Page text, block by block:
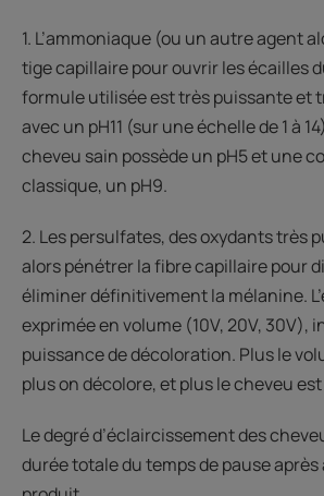
1. L’ammoniaque (ou un autre agent
tige capillaire pour ouvrir les écailles
formule utilisée est très puissante et
avec un pH11 (sur une échelle de 1 à
cheveu sain possède un pH5 et une
classique, un pH9.
2. Les persulfates, des oxydants très
alors pénétrer la fibre capillaire pour
éliminer définitivement la mélanine.
exprimée en volume (10V, 20V, 30V),
puissance de décoloration. Plus le
plus on décolore, et plus le cheveu
Le degré d’éclaircissement des
durée totale du temps de pause